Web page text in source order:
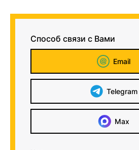
Способ связи с Вами
Email
Telegram
Max